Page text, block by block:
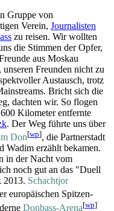
Gruppe von
Verein, Journalisten
zu reisen. Wir wollten
die Stimmen der Opfer,
aus Moskau
Freunden nicht zu
Austausch, trotz
Bricht sich die
dachten wir. So flogen
Kilometer entfernte
. Der Weg führte uns über
Don[wp], die Partnerstadt
erzählt bekamen.
in der Nacht vom
noch gut an das "Duell
2013. Schachtjor
europäischen Spitzen­
Donbass-Arena[wp]